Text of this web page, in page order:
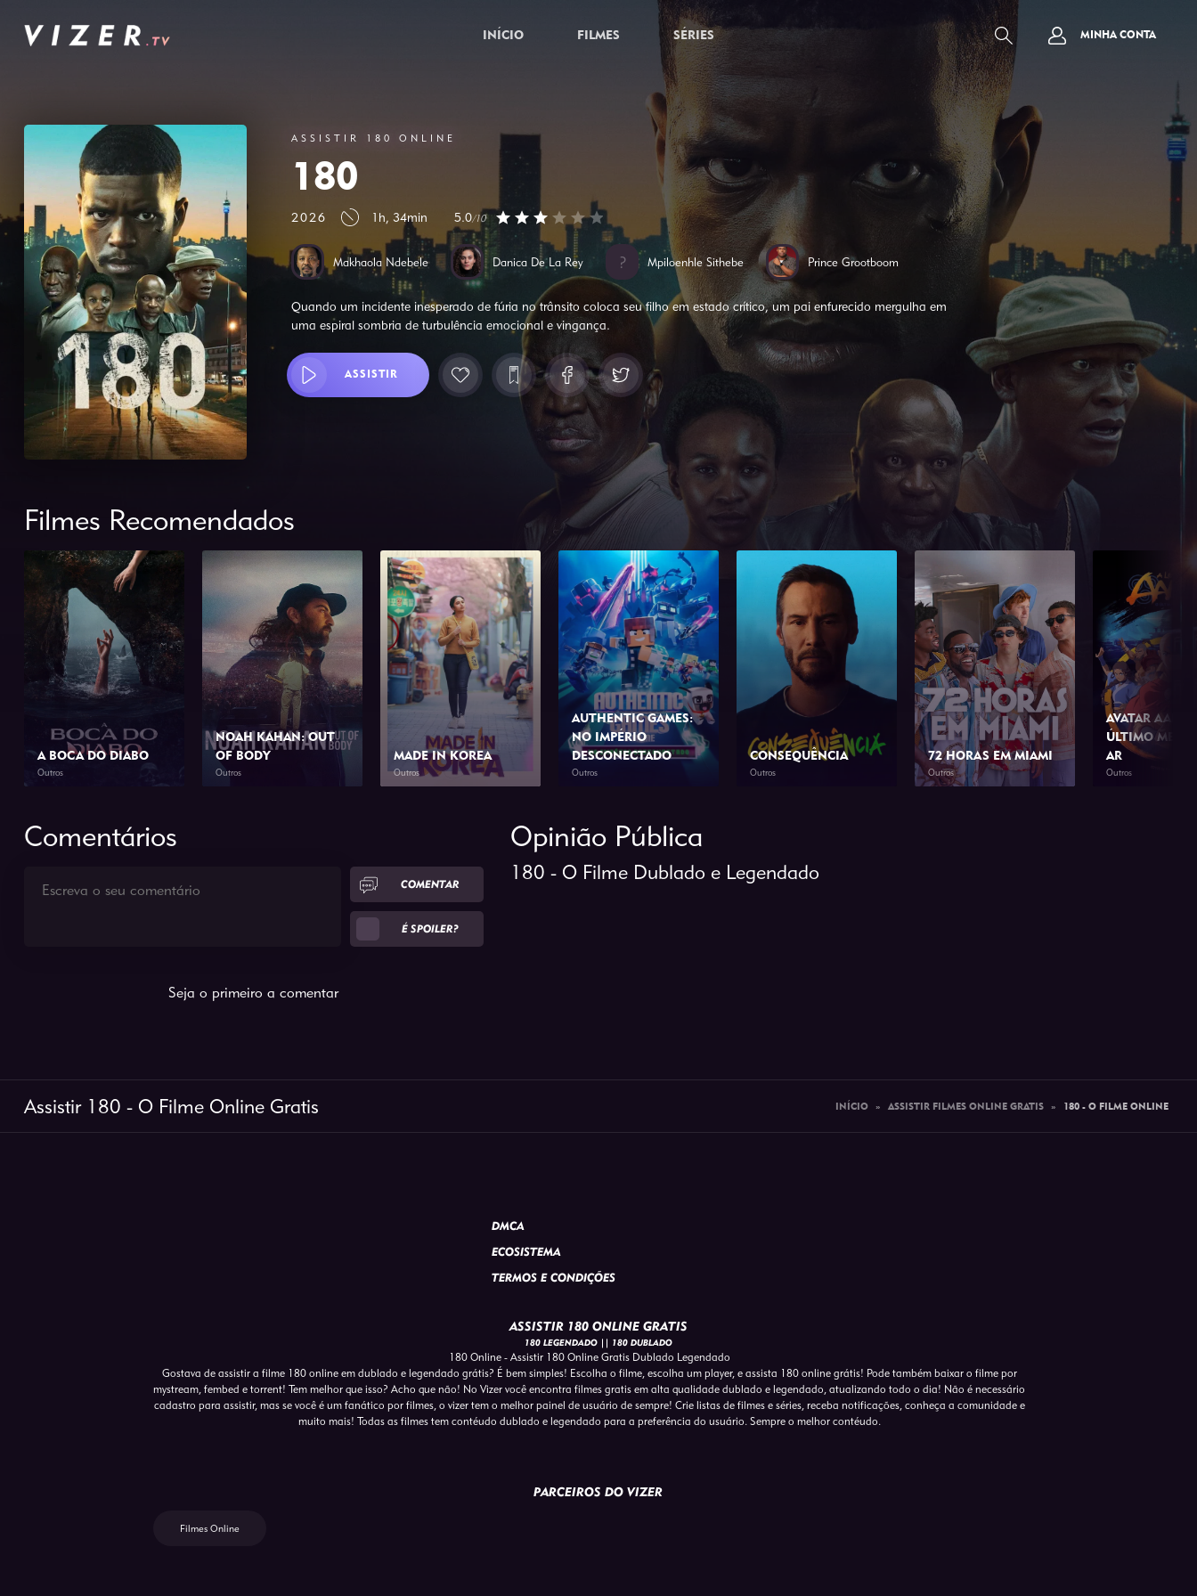
INÍCIO FILMES SÉRIES MINHA CONTA
ASSISTIR 180 ONLINE
180
2026 1h, 34min 5.0/10
Makhaola Ndebele Danica De La Rey Mpiloenhle Sithebe Prince Grootboom
Quando um incidente inesperado de fúria no trânsito coloca seu filho em estado crítico, um pai enfurecido mergulha em
uma espiral sombria de turbulência emocional e vingança.
ASSISTIR
Filmes Recomendados
A BOCA DO DIABO
Outros
NOAH KAHAN: OUT
OF BODY
Outros
MADE IN KOREA
Outros
AUTHENTIC GAMES:
NO IMPÉRIO
DESCONECTADO
Outros
CONSEQUÊNCIA
Outros
72 HORAS EM MIAMI
Outros
AVATAR AANG:
ÚLTIMO
AR
Outros
Comentários
COMENTAR
É SPOILER?
Seja o primeiro a comentar
Opinião Pública
180 - O Filme Dublado e Legendado
Assistir 180 - O Filme Online Gratis INÍCIO » ASSISTIR FILMES ONLINE GRATIS » 180 - O FILME ONLINE
DMCA
ECOSISTEMA
TERMOS E CONDIÇÕES
ASSISTIR 180 ONLINE GRATIS
180 LEGENDADO || 180 DUBLADO
180 Online - Assistir 180 Online Gratis Dublado Legendado
Gostava de assistir a filme 180 online em dublado e legendado grátis? É bem simples! Escolha o filme, escolha um player, e assista 180 online grátis! Pode também baixar o filme por
mystream, fembed e torrent! Tem melhor que isso? Acho que não! No Vizer você encontra filmes gratis em alta qualidade dublado e legendado, atualizando todo o dia! Não é necessário
cadastro para assistir, mas se você é um fanático por filmes, o vizer tem o melhor painel de usuário de sempre! Crie listas de filmes e séries, receba notificações, conheça a comunidade e
muito mais! Todas as filmes tem contéudo dublado e legendado para a preferência do usuário. Sempre o melhor contéudo.
PARCEIROS DO VIZER
Filmes Online